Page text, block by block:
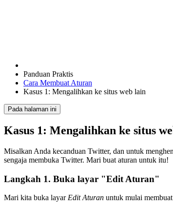
Panduan Praktis
Cara Membuat Aturan
Kasus 1: Mengalihkan ke situs web lain
Pada halaman ini
Kasus 1: Mengalihkan ke situs
Misalkan Anda kecanduan Twitter, dan untuk
sengaja membuka Twitter. Mari buat aturan untuk itu!
Langkah 1. Buka layar "Edit Aturan"
Mari kita buka layar Edit Aturan untuk mulai